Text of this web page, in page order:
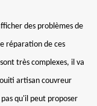
des problèmes de
réparation de ces
très complexes, il va
artisan couvreur
qu'il peut proposer